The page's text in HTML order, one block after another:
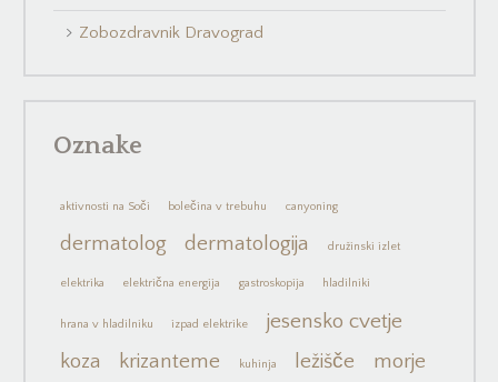
Zobozdravnik Dravograd
Oznake
aktivnosti na Soči bolečina v trebuhu canyoning
dermatolog dermatologija družinski izlet
elektrika električna energija gastroskopija hladilniki
hrana v hladilniku izpad elektrike
jesensko cvetje
koza
krizanteme kuhinja ležišče morje